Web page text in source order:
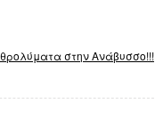
στην Ανάβυσσο!!!